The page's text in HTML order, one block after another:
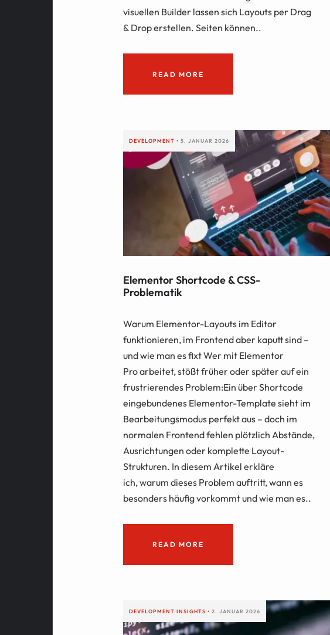
visuellen Builder lassen sich Layouts per Drag
& Drop erstellen. Seiten können..
READ MORE
DEVELOPMENT • 5. JANUAR 2026
Elementor Shortcode & CSS-
Problematik
Warum Elementor-Layouts im Editor
funktionieren, im Frontend aber kaputt sind –
und wie man es fixt Wer mit Elementor
Pro arbeitet, stößt früher oder später auf ein
frustrierendes Problem:Ein über Shortcode
eingebundenes Elementor-Template sieht im
Bearbeitungsmodus perfekt aus – doch im
normalen Frontend fehlen plötzlich Abstände,
Ausrichtungen oder komplette Layout-
Strukturen. In diesem Artikel erkläre
ich, warum dieses Problem auftritt, wann es
besonders häufig vorkommt und wie man es..
READ MORE
DEVELOPMENT INSIGHTS • 2. JANUAR 2026